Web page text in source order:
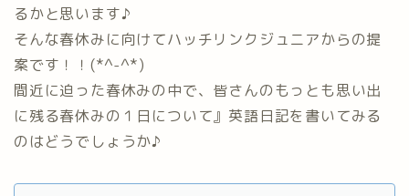
るかと思います♪
そんな春休みに向けてハッチリンクジュニアからの提
案です！！(*^-^*)
間近に迫った春休みの中で、皆さんのもっとも思い出
に残る春休みの１日について』英語日記を書いてみる
のはどうでしょうか♪